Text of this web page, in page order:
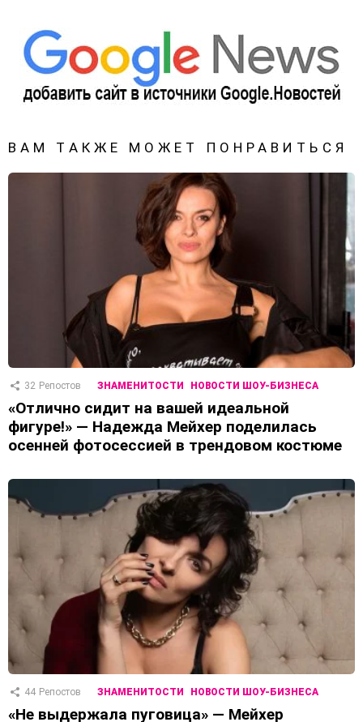
ВАМ ТАКЖЕ МОЖЕТ ПОНРАВИТЬСЯ
32 Репостов ЗНАМЕНИТОСТИ НОВОСТИ ШОУ-БИЗНЕСА
«Отлично сидит на вашей идеальной
фигуре!» — Надежда Мейхер поделилась
осенней фотосессией в трендовом костюме
44 Репостов ЗНАМЕНИТОСТИ НОВОСТИ ШОУ-БИЗНЕСА
«Не выдержала пуговица» — Мейхер